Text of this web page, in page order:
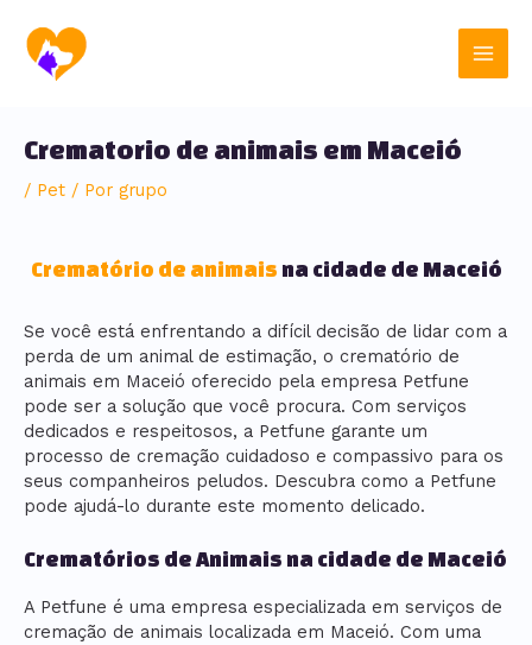
para
conteúdo
Main
Crematorio de animais em Maceió
/ Pet / Por grupo
Crematório de animais na cidade de Maceió
Se você está enfrentando a difícil decisão de lidar com a
perda de um animal de estimação, o crematório de
animais em Maceió oferecido pela empresa Petfune
pode ser a solução que você procura. Com serviços
dedicados e respeitosos, a Petfune garante um
processo de cremação cuidadoso e compassivo para os
seus companheiros peludos. Descubra como a Petfune
pode ajudá-lo durante este momento delicado.
Crematórios de Animais na cidade de Maceió
A Petfune é uma empresa especializada em serviços de
cremação de animais localizada em Maceió. Com uma
navigation